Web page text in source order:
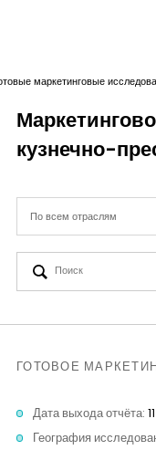
Компания
Услуги
Новая реальность
Аналитика
Контакты
маркетинговые
кузнечно-
По всем отраслям
ГОТОВОЕ
Дата выхода отчёта:
География